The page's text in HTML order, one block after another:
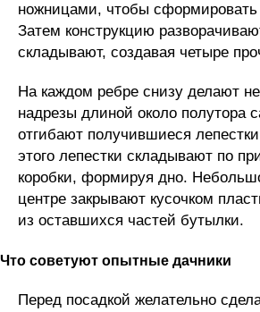
ножницами, чтобы сформировать
Затем конструкцию
складывают, создавая четыре
На каждом ребре снизу делают
надрезы длиной около полутора
отгибают получившиеся
этого лепестки складывают по
коробки, формируя дно.
центре закрывают кусочком
из оставшихся частей бутылки.
Что советуют опытные дачники
Перед посадкой желательно